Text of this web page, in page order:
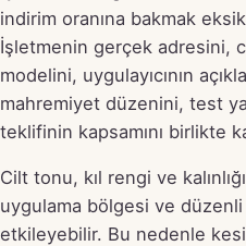
indirim oranına bakmak
İşletmenin gerçek adresini,
modelini, uygulayıcının
mahremiyet düzenini, test
teklifinin kapsamını birlikte
Cilt tonu, kıl rengi ve
uygulama bölgesi ve düzenli
etkileyebilir. Bu nedenle